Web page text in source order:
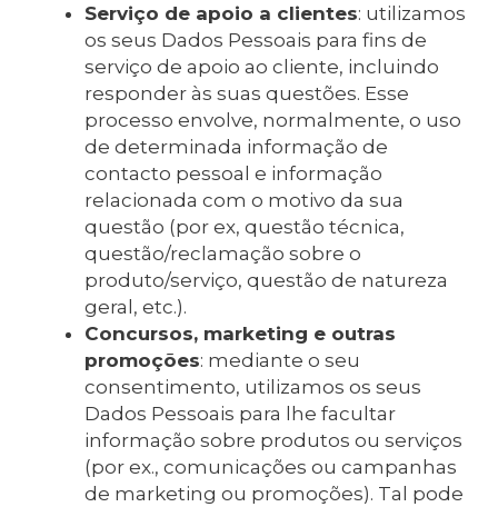
Serviço de apoio a clientes: utilizamos
os seus Dados Pessoais para fins de
serviço de apoio ao cliente, incluindo
responder às suas questões. Esse
processo envolve, normalmente, o uso
de determinada informação de
contacto pessoal e informação
relacionada com o motivo da sua
questão (por ex, questão técnica,
questão/reclamação sobre o
produto/serviço, questão de natureza
geral, etc.).
Concursos, marketing e outras
promoções: mediante o seu
consentimento, utilizamos os seus
Dados Pessoais para lhe facultar
informação sobre produtos ou serviços
(por ex., comunicações ou campanhas
de marketing ou promoções). Tal pode